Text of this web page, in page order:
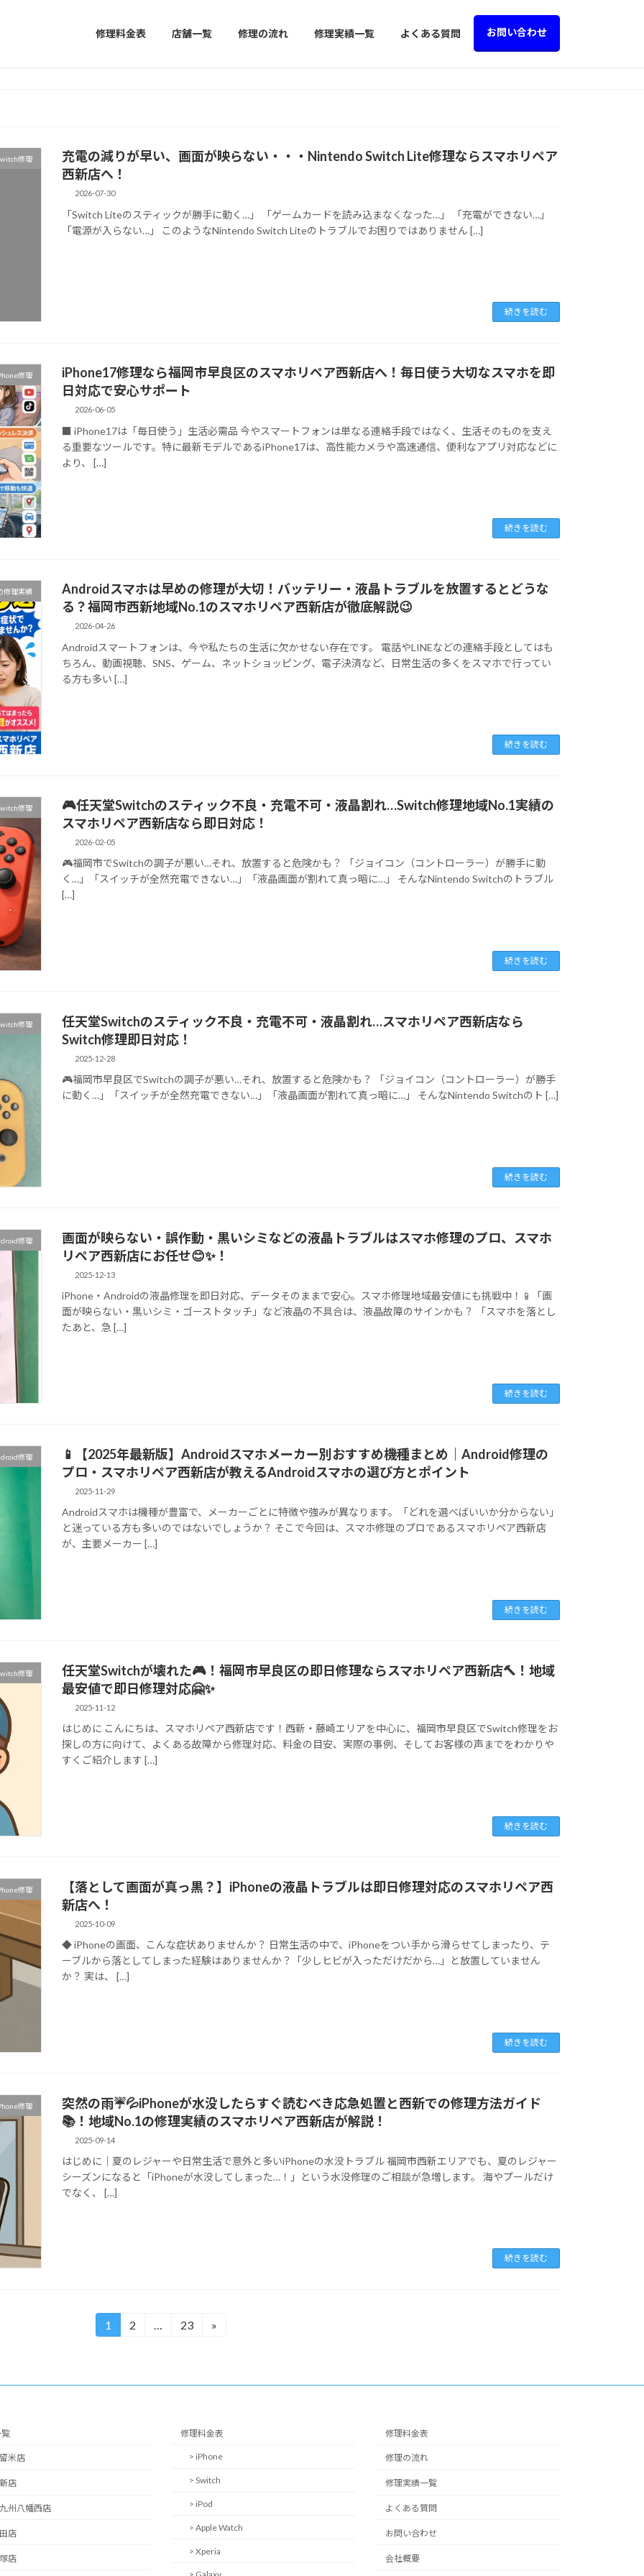
修理料金表 店舗一覧 修理の流れ 修理実績一覧 よくある質問 お問い合わせ
修理
充電の減りが早い、画面が映らない・・・Nintendo Switch Lite修理ならスマホリペア
西新店へ！
2026-07-30
「Switch Liteのスティックが勝手に動く…」 「ゲームカードを読み込まなくなった…」 「充電ができない…」
「電源が入らない…」 このようなNintendo Switch Liteのトラブルでお困りではありません […]
続きを読む
修理
iPhone17修理なら福岡市早良区のスマホリペア西新店へ！毎日使う大切なスマホを即
日対応で安心サポート
2026-06-05
■ iPhone17は「毎日使う」生活必需品 今やスマートフォンは単なる連絡手段ではなく、生活そのものを支え
る重要なツールです。特に最新モデルであるiPhone17は、高性能カメラや高速通信、便利なアプリ対応などに
より、 […]
続きを読む
修理実績
Androidスマホは早めの修理が大切！バッテリー・液晶トラブルを放置するとどうな
る？福岡市西新地域No.1のスマホリペア西新店が徹底解説😉
2026-04-26
Androidスマートフォンは、今や私たちの生活に欠かせない存在です。 電話やLINEなどの連絡手段としてはも
ちろん、動画視聴、SNS、ゲーム、ネットショッピング、電子決済など、日常生活の多くをスマホで行ってい
る方も多い […]
続きを読む
修理
🎮任天堂Switchのスティック不良・充電不可・液晶割れ…Switch修理地域No.1実績の
スマホリペア西新店なら即日対応！
2026-02-05
🎮福岡市でSwitchの調子が悪い…それ、放置すると危険かも？ 「ジョイコン（コントローラー）が勝手に動
く…」「スイッチが全然充電できない…」「液晶画面が割れて真っ暗に…」 そんなNintendo Switchのトラブル
[…]
続きを読む
修理
任天堂Switchのスティック不良・充電不可・液晶割れ…スマホリペア西新店なら
Switch修理即日対応！
2025-12-28
🎮福岡市早良区でSwitchの調子が悪い…それ、放置すると危険かも？ 「ジョイコン（コントローラー）が勝手
に動く…」「スイッチが全然充電できない…」「液晶画面が割れて真っ暗に…」 そんなNintendo Switchのト […]
続きを読む
修理
画面が映らない・誤作動・黒いシミなどの液晶トラブルはスマホ修理のプロ、スマホ
リペア西新店にお任せ😊✨！
2025-12-13
iPhone・Androidの液晶修理を即日対応、データそのままで安心。スマホ修理地域最安値にも挑戦中！📱「画
面が映らない・黒いシミ・ゴーストタッチ」など液晶の不具合は、液晶故障のサインかも？ 「スマホを落とし
たあと、急 […]
続きを読む
修理
📱【2025年最新版】Androidスマホメーカー別おすすめ機種まとめ｜Android修理の
プロ・スマホリペア西新店が教えるAndroidスマホの選び方とポイント
2025-11-29
Androidスマホは機種が豊富で、メーカーごとに特徴や強みが異なります。「どれを選べばいいか分からない」
と迷っている方も多いのではないでしょうか？ そこで今回は、スマホ修理のプロであるスマホリペア西新店
が、主要メーカー […]
続きを読む
修理
任天堂Switchが壊れた🎮！福岡市早良区の即日修理ならスマホリペア西新店🔨！地域
最安値で即日修理対応🤗✨
2025-11-12
はじめに こんにちは、スマホリペア西新店です！西新・藤崎エリアを中心に、福岡市早良区でSwitch修理をお
探しの方に向けて、よくある故障から修理対応、料金の目安、実際の事例、そしてお客様の声までをわかりや
すくご紹介します […]
続きを読む
修理
【落として画面が真っ黒？】iPhoneの液晶トラブルは即日修理対応のスマホリペア西
新店へ！
2025-10-09
◆ iPhoneの画面、こんな症状ありませんか？ 日常生活の中で、iPhoneをつい手から滑らせてしまったり、テ
ーブルから落としてしまった経験はありませんか？「少しヒビが入っただけだから…」と放置していません
か？ 実は、 […]
続きを読む
修理
突然の雨☔💦iPhoneが水没したらすぐ読むべき応急処置と西新での修理方法ガイド
📚！地域No.1の修理実績のスマホリペア西新店が解説！
2025-09-14
はじめに｜夏のレジャーや日常生活で意外と多いiPhoneの水没トラブル 福岡市西新エリアでも、夏のレジャー
シーズンになると「iPhoneが水没してしまった…！」という水没修理のご相談が急増します。 海やプールだけ
でなく、 […]
続きを読む
固
1
固
2 …
固
23 »
米店
店
州八幡西店
店
店
修理料金表
> iPhone
> Switch
> iPod
> Apple Watch
> Xperia
修理料金表
修理の流れ
修理実績一覧
よくある質問
お問い合わせ
会社概要